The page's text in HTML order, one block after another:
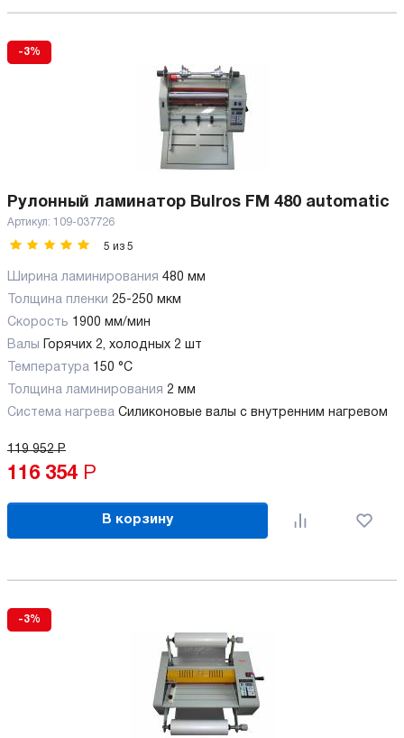
-3%
Рулонный ламинатор Bulros FM 480 automatic
Артикул: 109-037726
5 из 5
Ширина ламинирования 480 мм
Толщина пленки 25-250 мкм
Скорость 1900 мм/мин
Валы
Горячих 2, холодных 2 шт
Температура 150 °C
Толщина ламинирования 2 мм
Система нагрева Силиконовые валы с внутренним нагревом
119 952 Р
116 354 Р
В корзину
-3%